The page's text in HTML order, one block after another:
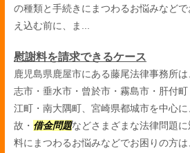
の種類と手続きにまつわるお悩みなど
え込む前に、ま...
慰謝料を請求できるケース
鹿児島県鹿屋市にある藤尾法律事務所
志市・垂水市・曾於市・霧島市・肝付
江町・南大隅町、宮崎県都城市を中心
故・ 借金問題などさまざまな法律問題
料にまつわるお悩みなどでお困りの方は